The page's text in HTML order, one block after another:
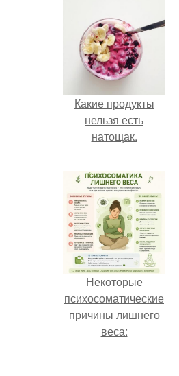
Какие продукты
нельзя есть
натощак.
Некоторые
психосоматические
причины лишнего
веса: